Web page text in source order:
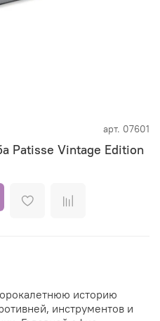
арт. 07601
Patisse Vintage Edition
историю
инструментов и